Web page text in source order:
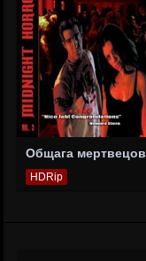
Общага мертвецов
HDRip